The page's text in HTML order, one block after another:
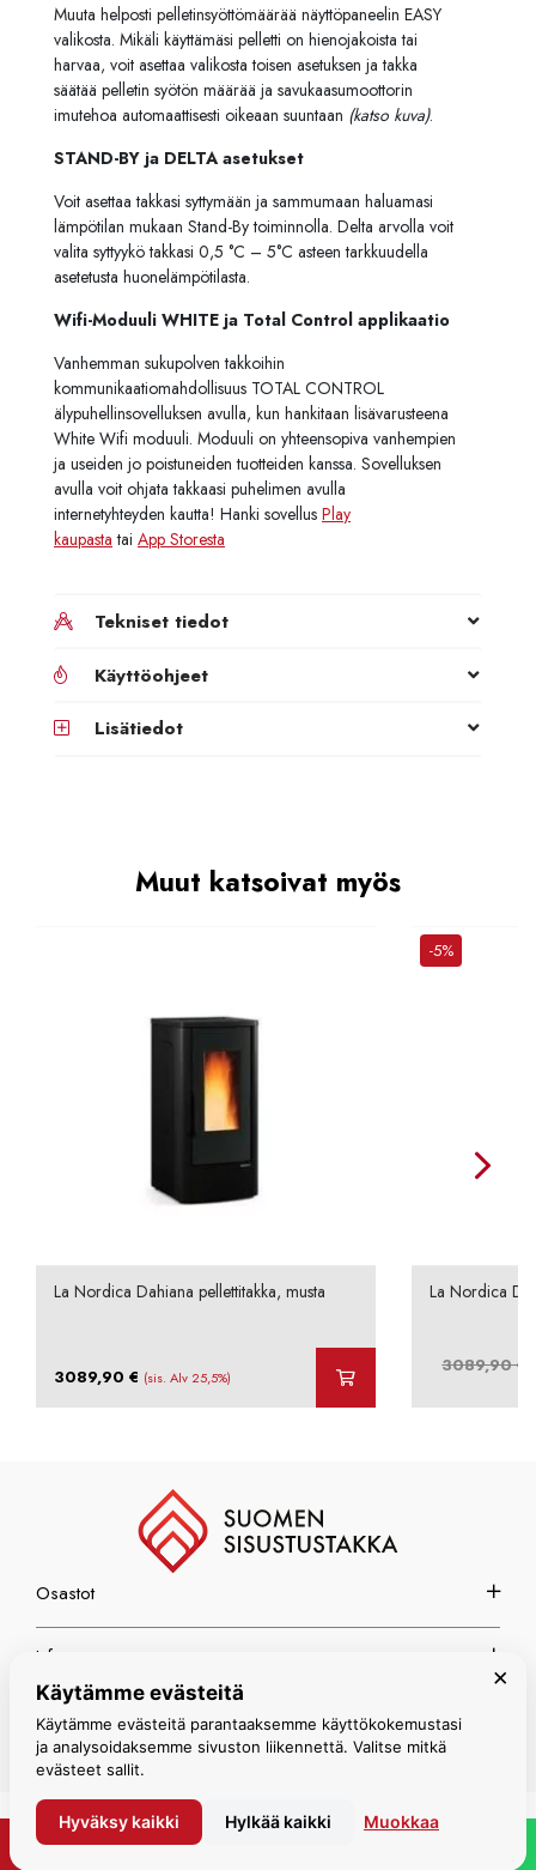
Muuta helposti pelletinsyöttömäärää näyttöpaneelin EASY
valikosta. Mikäli käyttämäsi pelletti on hienojakoista tai
harvaa, voit asettaa valikosta toisen asetuksen ja takka
säätää pelletin syötön määrää ja savukaasumoottorin
imutehoa automaattisesti oikeaan suuntaan (katso kuva).
STAND-BY ja DELTA asetukset
Voit asettaa takkasi syttymään ja sammumaan haluamasi
lämpötilan mukaan Stand-By toiminnolla. Delta arvolla voit
valita syttyykö takkasi 0,5 °C – 5°C asteen tarkkuudella
asetetusta huonelämpötilasta.
Wifi-Moduuli WHITE ja Total Control applikaatio
Vanhemman sukupolven takkoihin
kommunikaatiomahdollisuus TOTAL CONTROL
älypuhellinsovelluksen avulla, kun hankitaan lisävarusteena
White Wifi moduuli. Moduuli on yhteensopiva vanhempien
ja useiden jo poistuneiden tuotteiden kanssa. Sovelluksen
avulla voit ohjata takkaasi puhelimen avulla
internetyhteyden kautta! Hanki sovellus Play
kaupasta tai App Storesta
Tekniset tiedot
Käyttöohjeet
Lisätiedot
Muut katsoivat myös
La Nordica Dahiana pellettitakka, musta
3089,90€ (sis. Alv 25,5%)
-5%
La Nordica
3089,90€
Osastot
Info
Espoon myymälä
© Suomen Sisustustakka 2026
PYYDÄ TARJOUS
×
Käytämme evästeitä
Käytämme evästeitä parantaaksemme käyttökokemustasi
ja analysoidaksemme sivuston liikennettä. Valitse mitkä
evästeet sallit.
Hyväksy kaikki Hylkää kaikki Muokkaa